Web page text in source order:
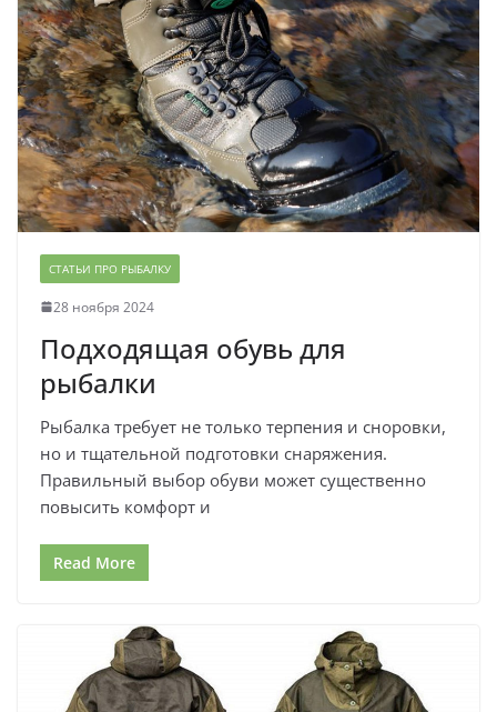
СТАТЬИ ПРО РЫБАЛКУ
28 ноября 2024
Подходящая обувь для
рыбалки
Рыбалка требует не только терпения и сноровки,
но и тщательной подготовки снаряжения.
Правильный выбор обуви может существенно
повысить комфорт и
Read More